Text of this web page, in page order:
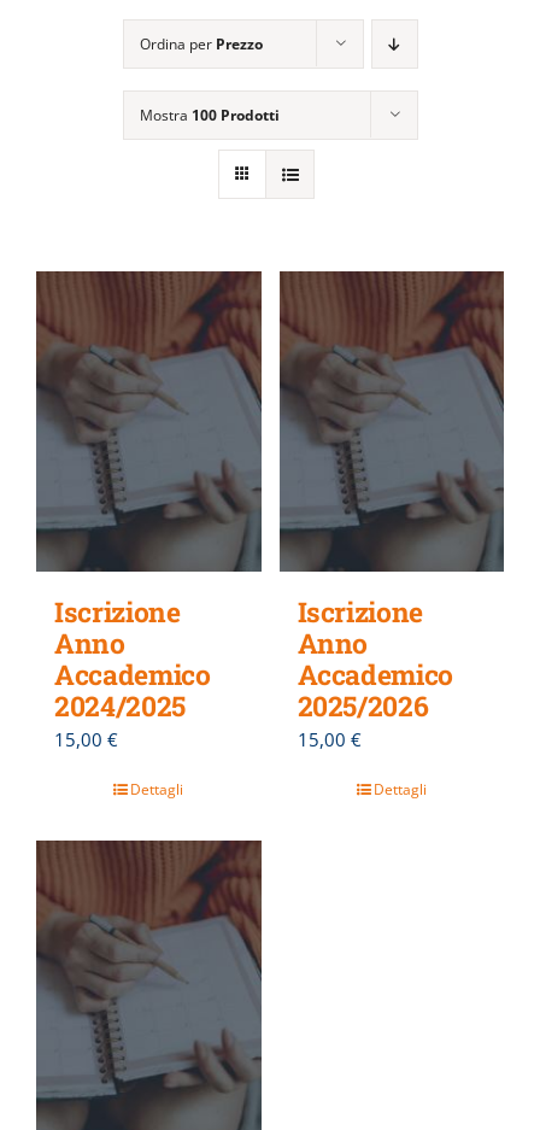
ATTIVITÀ EDITORIALE
Ordina per Prezzo
Mostra 100 Prodotti
Iscrizione
Anno
Accademico
2024/2025
15,00 €
Dettagli
Iscrizione
Anno
Accademico
2025/2026
15,00 €
Dettagli